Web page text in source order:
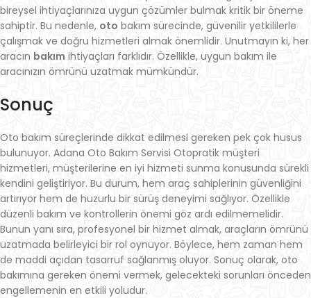
bireysel ihtiyaçlarınıza uygun çözümler bulmak kritik bir öneme
sahiptir. Bu nedenle, oto bakım sürecinde, güvenilir yetkililerle
çalışmak ve doğru hizmetleri almak önemlidir. Unutmayın ki, her
aracın bakım ihtiyaçları farklıdır. Özellikle, uygun bakım ile
aracınızın ömrünü uzatmak mümkündür.
Sonuç
Oto bakım süreçlerinde dikkat edilmesi gereken pek çok husus
bulunuyor. Adana Oto Bakım Servisi Otopratik müşteri
hizmetleri, müşterilerine en iyi hizmeti sunma konusunda sürekli
kendini geliştiriyor. Bu durum, hem araç sahiplerinin güvenliğini
artırıyor hem de huzurlu bir sürüş deneyimi sağlıyor. Özellikle
düzenli bakım ve kontrollerin önemi göz ardı edilmemelidir.
Bunun yanı sıra, profesyonel bir hizmet almak, araçların ömrünü
uzatmada belirleyici bir rol oynuyor. Böylece, hem zaman hem
de maddi açıdan tasarruf sağlanmış oluyor. Sonuç olarak, oto
bakımına gereken önemi vermek, gelecekteki sorunları önceden
engellemenin en etkili yoludur.